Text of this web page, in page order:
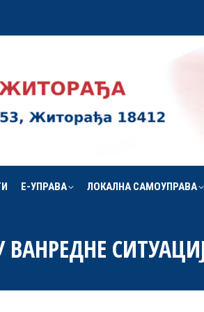
Е-УПРАВА ЛОКАЛНА САМОУПРАВА